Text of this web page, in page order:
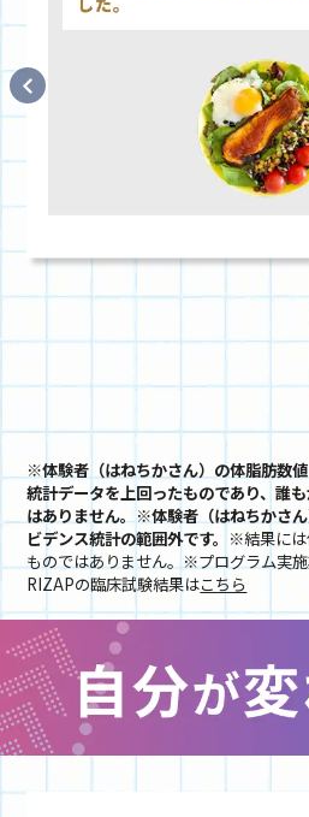
※体験者（はねちかさん）の体脂肪数
統計データを上回ったものであり、誰
はありません。※体験者（はねちかさ
ビデンス統計の範囲外です。 ※結果には
ものではありません。※プログラム実施
RIZAPの臨床試験結果はこちら